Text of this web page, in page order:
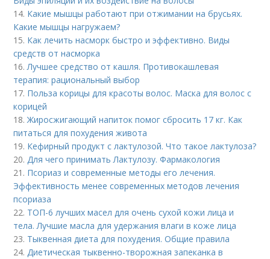
14. Какие мышцы работают при отжимании на брусьях.
Какие мышцы нагружаем?
15. Как лечить насморк быстро и эффективно. Виды
средств от насморка
16.Лучшее средство от кашля. Противокашлевая
терапия: рациональный выбор
17. Польза корицы для красоты волос. Маска для волос с
корицей
18.Жиросжигающий напиток помог сбросить 17 кг. Как
питаться для похудения живота
19. Кефирный продукт с лактулозой. Что такое лактулоза?
20.Для чего принимать Лактулозу. Фармакология
21. Псориаз и современные методы его лечения.
Эффективность менее современных методов лечения
псориаза
22. ТОП-6 лучших масел для очень сухой кожи лица и
тела. Лучшие масла для удержания влаги в коже лица
23. Тыквенная диета для похудения. Общие правила
24.Диетическая тыквенно-творожная запеканка в